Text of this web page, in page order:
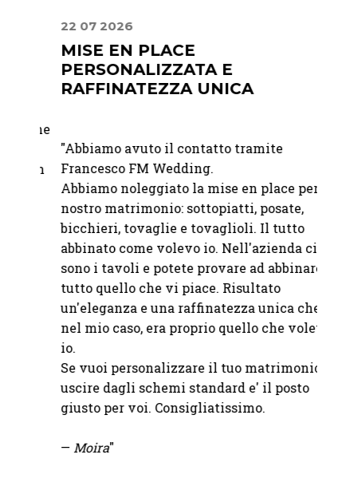
22 07 2026
MISE EN PLACE
PERSONALIZZATA E
RAFFINATEZZA UNICA
"Abbiamo avuto il contatto tramite
Francesco FM Wedding.
Abbiamo noleggiato la mise en place per il
nostro matrimonio: sottopiatti, posate,
bicchieri, tovaglie e tovaglioli. Il tutto
abbinato come volevo io. Nell'azienda ci
sono i tavoli e potete provare ad abbinare
tutto quello che vi piace. Risultato
un'eleganza e una raffinatezza unica che,
nel mio caso, era proprio quello che volevo
Se vuoi personalizzare il tuo matrimonio e
uscire dagli schemi standard e' il posto
giusto per voi. Consigliatissimo.
Moira"